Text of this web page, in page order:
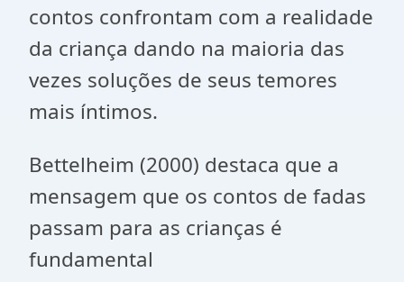
contos confrontam com a realidade
da criança dando na maioria das
vezes soluções de seus temores
mais íntimos.
Bettelheim (2000) destaca que a
mensagem que os contos de fadas
passam para as crianças é
fundamental